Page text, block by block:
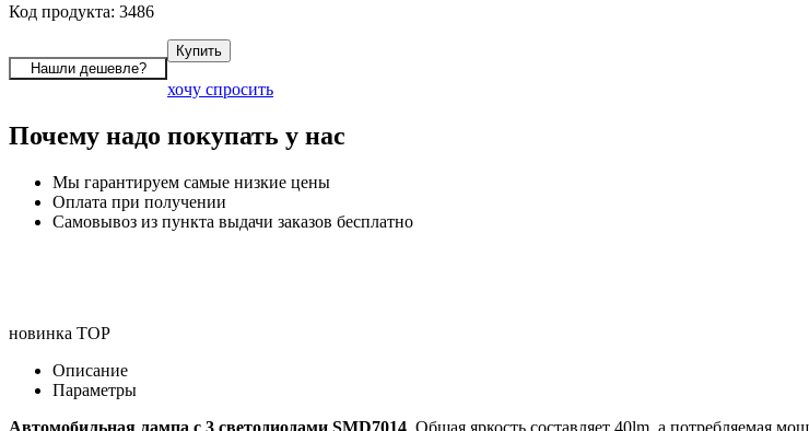
Код продукта: 3486
хочу спросить
Почему надо покупать у нас
Мы гарантируем самые низкие цены
Оплата при получении
Самовывоз из пункта выдачи заказов бесплатно
новинка TOP
Описание
Параметры
Автомобильная лампа c 3 светодиодами SMD7014. Общая яркость составляет 40lm, а потребляемая